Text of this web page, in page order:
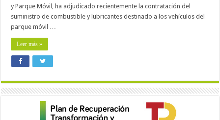
y Parque Móvil, ha adjudicado recientemente la contratación del
suministro de combustible y lubricantes destinado a los vehículos del
parque móvil …
Leer más »